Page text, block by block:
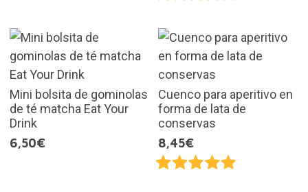
Mini bolsita de gominolas
de té matcha Eat Your
Drink
6,50€
Cuenco para aperitivo en
forma de lata de
conservas
8,45€